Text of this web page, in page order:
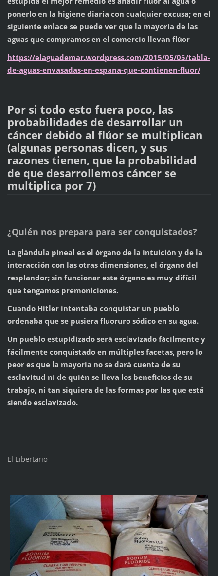
ponerlo en la higiene diaria con cualquier excusa; en el
siguiente enlace se puede ver que la mayoría de las
aguas que compramos en el comercio llevan flúor
https://elaguademar.wordpress.com/2015/05/05/tabla-
de-aguas-envasadas-en-espana-que-contienen-fluor/
Por si todo esto fuera poco, las
probabilidades de desarrollar un
cáncer debido al flúor se multiplican
(algunas personas dicen, y sus
razones tienen, que la probabilidad
de que desarrollemos cáncer se
multiplica por 7)
¿Quién nos prepara para ser conquistados?
La glándula pineal es el órgano de la intuición y de la
interacción con las otras dimensiones, el órgano del
resplandor; sin funcionar este órgano es muy difícil
que tengamos premoniciones.
Cuando Hitler intentaba conquistar un pueblo
ordenaba que se pusiera fluoruro sódico en su agua.
Un pueblo estupidizado será esclavizado fácilmente y
fácilmente conquistado en múltiples facetas, pero lo
peor es que la mayoría no se dará cuenta de su
esclavitud ni de quién se lleva los beneficios de su
trabajo, ni tan siquiera de las formas por las que está
siendo esclavizado.
El Libertario